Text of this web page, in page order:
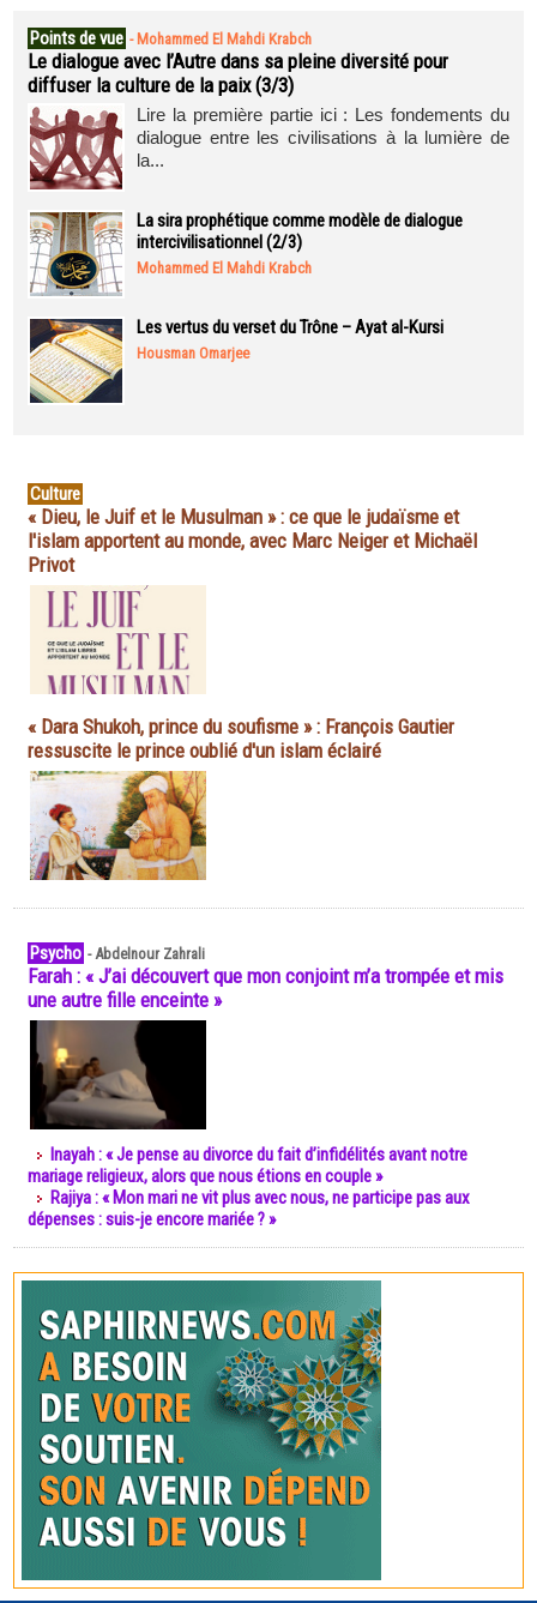
Points de vue - Mohammed El Mahdi Krabch
Le dialogue avec l’Autre dans sa pleine diversité pour
diffuser la culture de la paix (3/3)
Lire la première partie ici : Les fondements du
dialogue entre les civilisations à la lumière de
la...
La sira prophétique comme modèle de dialogue
intercivilisationnel (2/3)
Mohammed El Mahdi Krabch
Les vertus du verset du Trône – Ayat al-Kursi
Housman Omarjee
Culture
« Dieu, le Juif et le Musulman » : ce que le judaïsme et
l'islam apportent au monde, avec Marc Neiger et Michaël
Privot
« Dara Shukoh, prince du soufisme » : François Gautier
ressuscite le prince oublié d'un islam éclairé
Psycho -Abdelnour Zahrali
Farah : « J’ai découvert que mon conjoint m’a trompée et mis
une autre fille enceinte »
Inayah : « Je pense au divorce du fait d’infidélités avant notre
mariage religieux, alors que nous étions en couple »
Rajiya : « Mon mari ne vit plus avec nous, ne participe pas aux
dépenses : suis-je encore mariée ? »